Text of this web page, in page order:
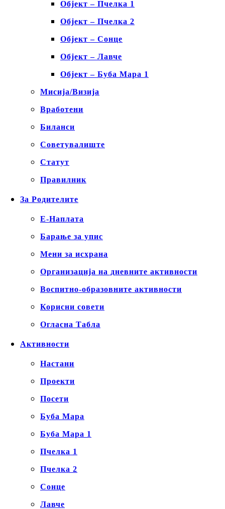
Објект – Пчелка 1
Објект – Пчелка 2
Објект – Сонце
Објект – Лавче
Објект – Буба Мара 1
Мисија/Визија
Вработени
Биланси
Советувалиште
Статут
Правилник
За Родителите
Е-Наплата
Барање за упис
Мени за исхрана
Организација на дневните активности
Воспитно-образовните активности
Корисни совети
Огласна Табла
Активности
Настани
Проекти
Посети
Буба Мара
Буба Мара 1
Пчелка 1
Пчелка 2
Сонце
Лавче